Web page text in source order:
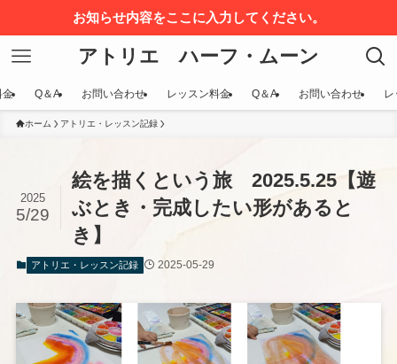
お知らせ内容をここに入力してください。
アトリエ ハーフ・ムーン
金 Q＆A お問い合わせ レッスン料金 Q＆A お問い合わせ レ
ホーム アトリエ・レッスン記録
絵を描くという旅 2025.5.25【遊
ぶとき・完成したい形があると
き】
2025
5/29
アトリエ・レッスン記録 2025-05-29